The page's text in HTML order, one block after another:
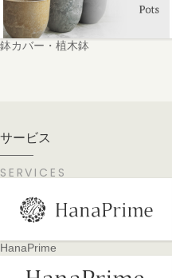
鉢カバー・植木鉢
サービス
SERVICES
HanaPrime